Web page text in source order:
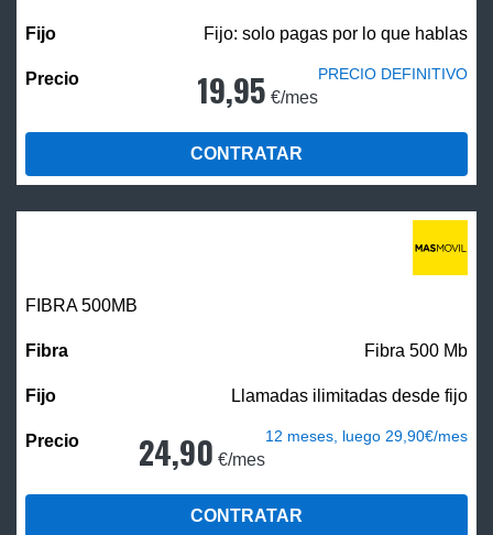
Fijo: solo pagas por lo que hablas
19,95 €/mes
PRECIO DEFINITIVO
CONTRATAR
FIBRA500MB
Fibra 500 Mb
Llamadas ilimitadas desde fijo
24,90 €/mes
12 meses, luego 29,90€/mes
CONTRATAR